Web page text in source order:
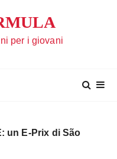
per i giovani
un E-Prix di São